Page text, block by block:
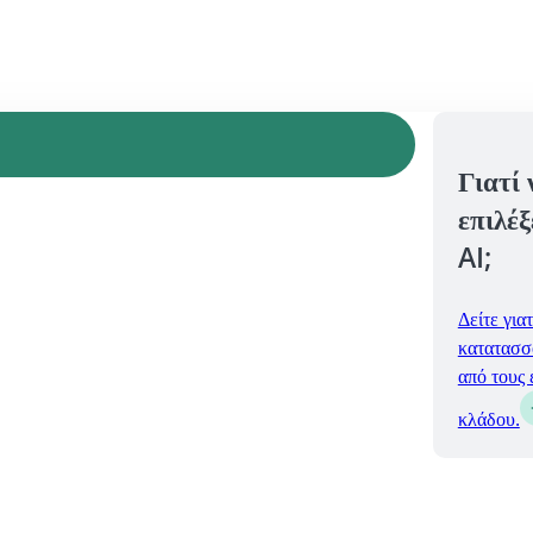
Γιατί
AI;
Δείτε
από τους
κλάδου.